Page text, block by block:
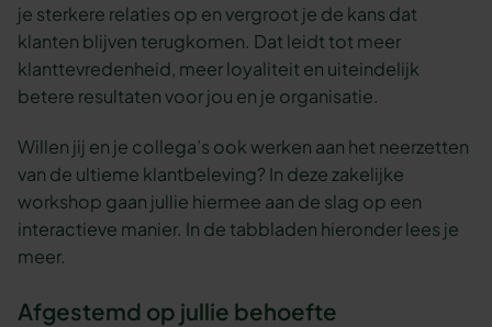
je sterkere relaties op en vergroot je de kans dat
klanten blijven terugkomen. Dat leidt tot meer
klanttevredenheid, meer loyaliteit en uiteindelijk
betere resultaten voor jou en je organisatie.
Willen jij en je collega’s ook werken aan het neerzetten
van de ultieme klantbeleving? In deze zakelijke
workshop gaan jullie hiermee aan de slag op een
interactieve manier. In de tabbladen hieronder lees je
meer.
Afgestemd op jullie behoefte